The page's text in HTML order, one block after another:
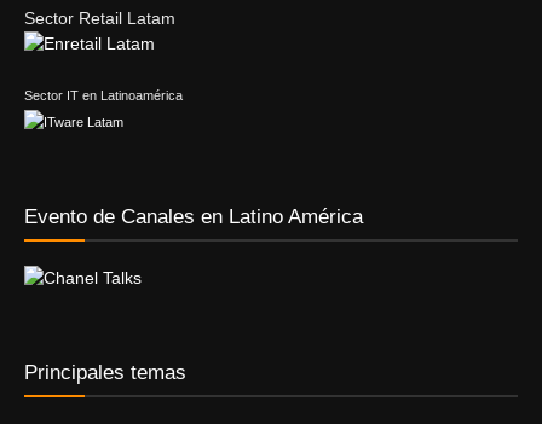
Sector Retail Latam
Sector IT en Latinoamérica
Evento de Canales en Latino América
Principales temas